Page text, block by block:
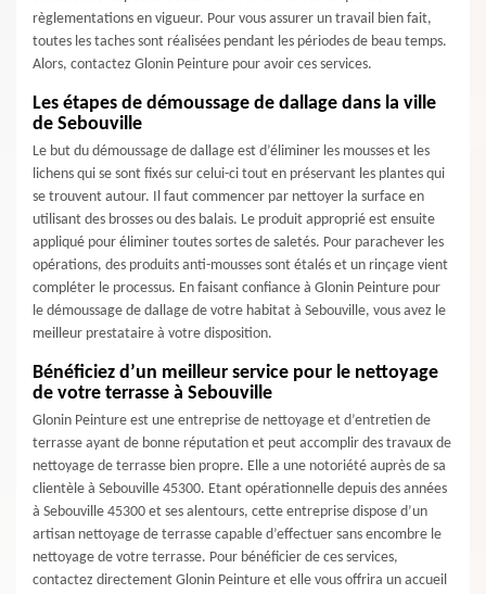
règlementations en vigueur. Pour vous assurer un travail bien fait,
toutes les taches sont réalisées pendant les périodes de beau temps.
Alors, contactez Glonin Peinture pour avoir ces services.
Les étapes de démoussage de dallage dans la ville
de Sebouville
Le but du démoussage de dallage est d’éliminer les mousses et les
lichens qui se sont fixés sur celui-ci tout en préservant les plantes qui
se trouvent autour. Il faut commencer par nettoyer la surface en
utilisant des brosses ou des balais. Le produit approprié est ensuite
appliqué pour éliminer toutes sortes de saletés. Pour parachever les
opérations, des produits anti-mousses sont étalés et un rinçage vient
compléter le processus. En faisant confiance à Glonin Peinture pour
le démoussage de dallage de votre habitat à Sebouville, vous avez le
meilleur prestataire à votre disposition.
Bénéficiez d’un meilleur service pour le nettoyage
de votre terrasse à Sebouville
Glonin Peinture est une entreprise de nettoyage et d’entretien de
terrasse ayant de bonne réputation et peut accomplir des travaux de
nettoyage de terrasse bien propre. Elle a une notoriété auprès de sa
clientèle à Sebouville 45300. Etant opérationnelle depuis des années
à Sebouville 45300 et ses alentours, cette entreprise dispose d’un
artisan nettoyage de terrasse capable d’effectuer sans encombre le
nettoyage de votre terrasse. Pour bénéficier de ces services,
contactez directement Glonin Peinture et elle vous offrira un accueil